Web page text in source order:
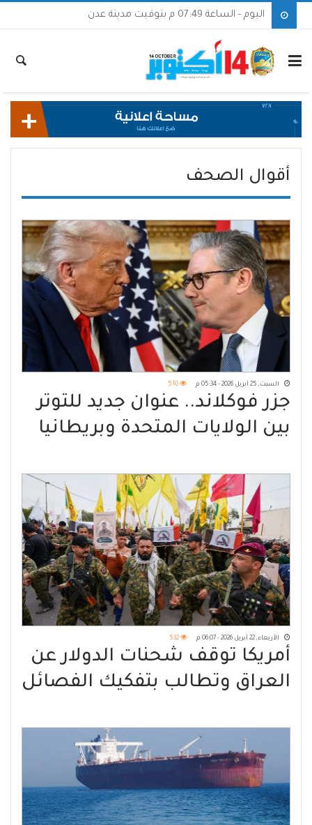
اليوم - الساعة 07:49 م بتوقيت مدينة عدن
أقوال الصحف
السبت, 25 أبريل 2026 - 05:34 م 510
جزر فوكلاند.. عنوان جديد للتوتر
بين الولايات المتحدة وبريطانيا
الأربعاء, 22 أبريل 2026 - 06:07 م 532
أمريكا توقف شحنات الدولار عن
العراق وتطالب بتفكيك الفصائل